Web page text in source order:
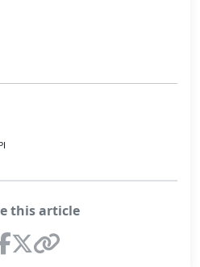
this article